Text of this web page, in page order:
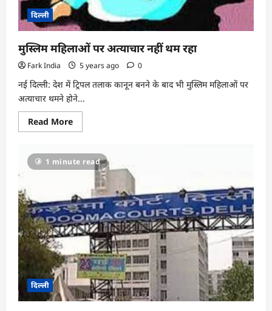
दिल्ली
मुस्लिम महिलाओं पर अत्याचार नहीं थम रहा
Fark India 5 years ago 0
नई दिल्ली: देश में ट्रिपल तलाक कानून बनने के बाद भी मुस्लिम महिलाओं पर
अत्याचार थमने होने...
Read MoreRead
more
महिलाओं
पर
अत्याचार
रहा
1 minute read
दिल्ली